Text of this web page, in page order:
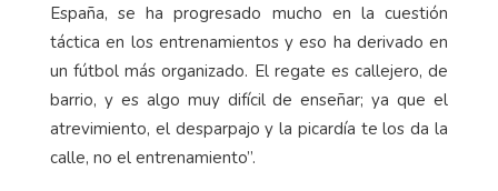
España, se ha progresado mucho en la cuestión
táctica en los entrenamientos y eso ha derivado en
un fútbol más organizado. El regate es callejero, de
barrio, y es algo muy difícil de enseñar; ya que el
atrevimiento, el desparpajo y la picardía te los da la
calle, no el entrenamiento”.